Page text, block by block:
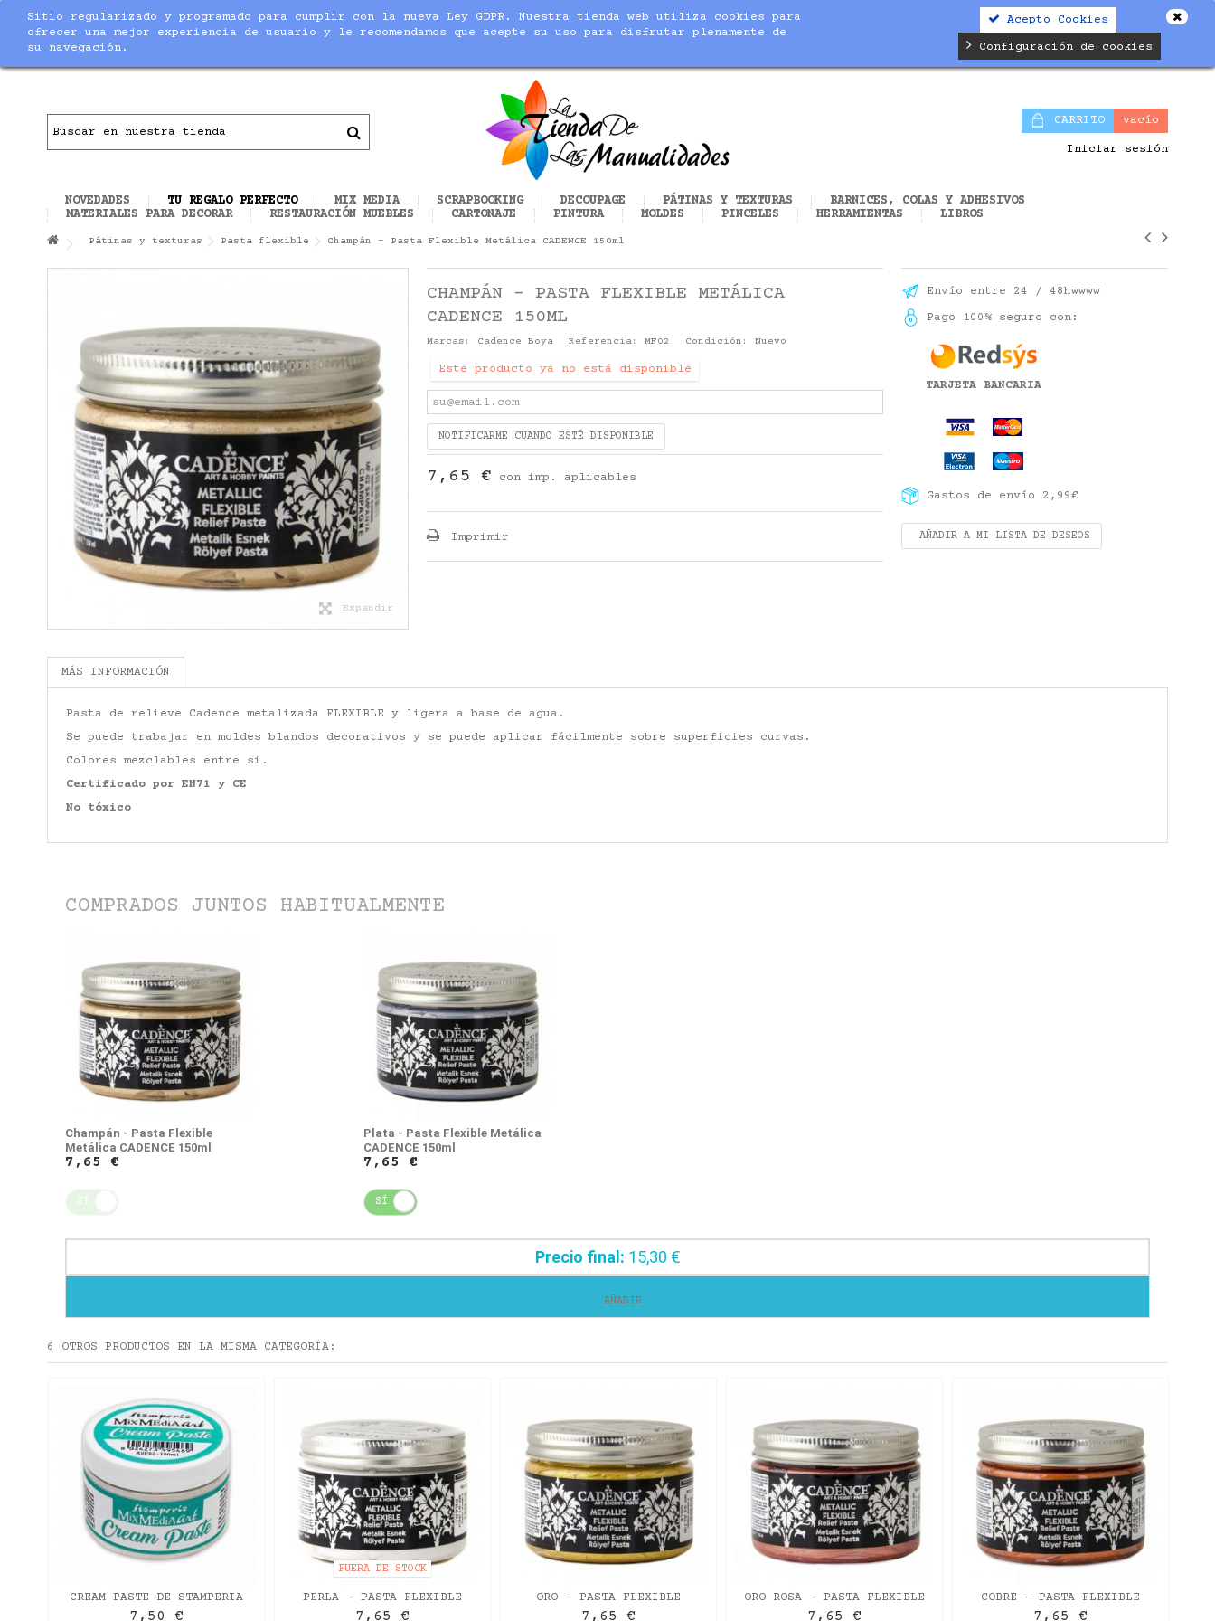
Notice : Undefined index: max_amount in/home/nuevaltm/public_html/modules/sequracheckout/lib/SequracheckoutPreQualifier.php
Sitio regularizado y programado para cumplir con la nueva Ley GDPR. Nuestra tienda web utiliza cookies para
ofrecer una mejor experiencia de usuario y le recomendamos que acepte su uso para disfrutar plenamente de
su navegación.
Acepto Cookies
Configuración de cookies
Contacto
CARRITO vacío
Iniciar sesión
NOVEDADES TU REGALO PERFECTO MIX MEDIA SCRAPBOOKING DECOUPAGE PÁTINAS Y TEXTURAS
BARNICES, COLAS Y ADHESIVOS
MATERIALES PARA DECORAR
RESTAURACIÓN MUEBLES CARTONAJE PINTURA MOLDES PINCELES HERRAMIENTAS LIBROS
Pátinas y texturas Pasta flexible Champán - Pasta Flexible Metálica CADENCE 150ml
Expandir
CHAMPÁN - PASTA FLEXIBLE METÁLICA
CADENCE 150ML
Marcas: Cadence Boya Referencia: MF02 Condición: Nuevo
Este producto ya no está disponible
NOTIFICARME CUANDO ESTÉ DISPONIBLE
7,65 € con imp. aplicables
Imprimir
Envío entre 24 / 48hwwww
Pago 100% seguro con:
TARJETA BANCARIA
Gastos de envío 2,99€
AÑADIR A MI LISTA DE DESEOS
MÁS INFORMACIÓN
Pasta de relieve Cadence metalizada FLEXIBLE y ligera a base de agua.
Se puede trabajar en moldes blandos decorativos y se puede aplicar fácilmente sobre superficies curvas.
Colores mezclables entre si.
Certificado por EN71 y CE
No tóxico
COMPRADOS JUNTOS HABITUALMENTE
Champán - Pasta Flexible
Metálica CADENCE 150ml
7,65 €
SÍ
Plata - Pasta Flexible Metálica
CADENCE 150ml
7,65 €
SÍ
Precio final: 15,30 €
AÑADIR
6 OTROS PRODUCTOS EN LA MISMA CATEGORÍA:
CREAM PASTE DE STAMPERIA
150ML
7,50 €
FUERA DE STOCK
PERLA - PASTA FLEXIBLE
METÁLICA CADENCE 150ML
7,65 €
ORO - PASTA FLEXIBLE
METÁLICA CADENCE 150ML
7,65 €
ORO ROSA - PASTA FLEXIBLE
METÁLICA CADENCE 150ML
7,65 €
COBRE - PASTA FLEXIBLE
METÁLICA CADENCE 150ML
7,65 €